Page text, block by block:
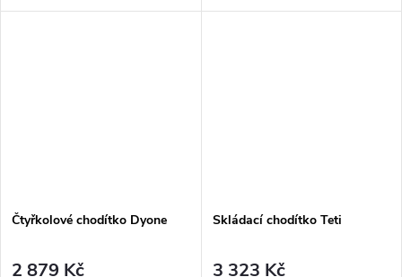
držákem odpadne starost s tím,
Oceníte jej především v případě,
Čtyřkolové chodítko Dyone
2 879 Kč
Skládací chodítko Teti
3 323 Kč